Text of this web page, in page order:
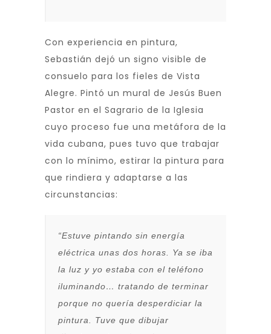
Con experiencia en pintura,
Sebastián dejó un signo visible de
consuelo para los fieles de Vista
Alegre. Pintó un mural de Jesús Buen
Pastor en el Sagrario de la Iglesia
cuyo proceso fue una metáfora de la
vida cubana, pues tuvo que trabajar
con lo mínimo, estirar la pintura para
que rindiera y adaptarse a las
circunstancias:
“Estuve pintando sin energía
eléctrica unas dos horas. Ya se iba
la luz y yo estaba con el teléfono
iluminando… tratando de terminar
porque no quería desperdiciar la
pintura. Tuve que dibujar